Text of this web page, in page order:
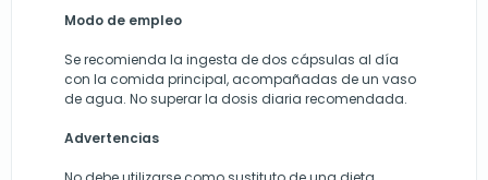
Modo de empleo
Se recomienda la ingesta de dos cápsulas al día
con la comida principal, acompañadas de un vaso
de agua. No superar la dosis diaria recomendada.
Advertencias